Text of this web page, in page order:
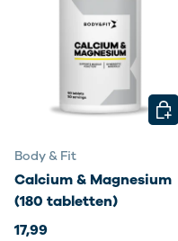
Body & Fit
Calcium & Magnesium
(180 tabletten)
17,99